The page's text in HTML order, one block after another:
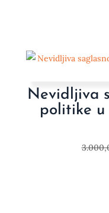
Nevidljiva
politike